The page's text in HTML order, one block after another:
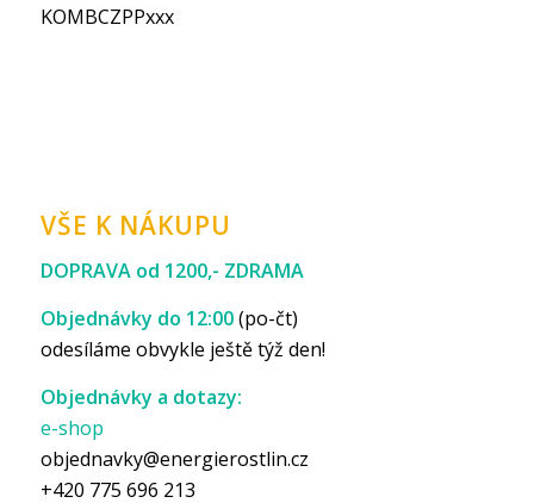
KOMBCZPPxxx
VŠE K NÁKUPU
DOPRAVA od 1200,- ZDRAMA
Objednávky do 12:00(po-čt)
odesíláme obvykle ještě týž den!
Objednávky a dotazy:
e-shop
objednavky@energierostlin.cz
+420 775 696 213